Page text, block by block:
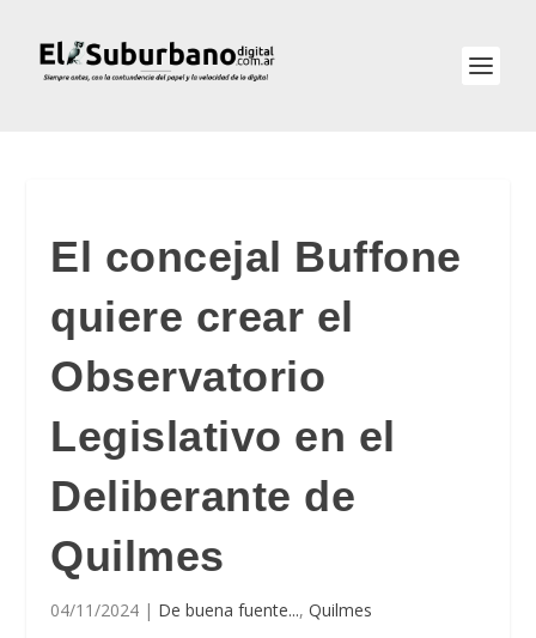
El concejal Buffone
quiere crear el
Observatorio
Legislativo en el
Deliberante de
Quilmes
04/11/2024 | De buena fuente...,Quilmes